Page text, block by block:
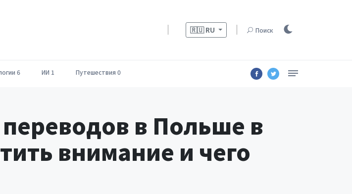
🇷🇺RU Поиск
6 ИИ 1 Путешествия 0
в Польше в
внимание и чего